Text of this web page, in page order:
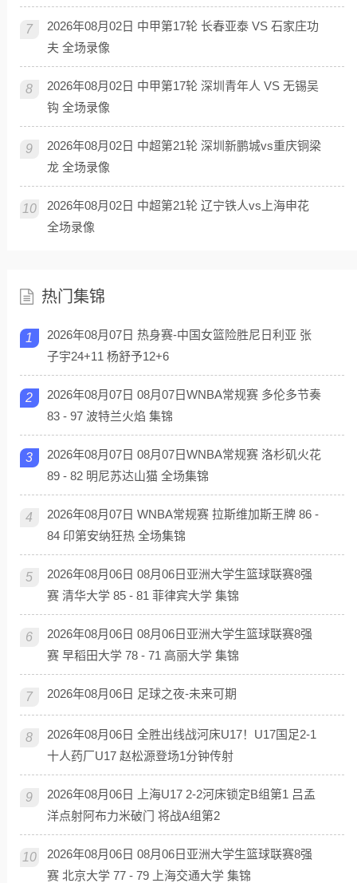
7
2026年08月02日 中甲第17轮 长春亚泰 VS 石家庄功
夫 全场录像
8
2026年08月02日 中甲第17轮 深圳青年人 VS 无锡吴
钩 全场录像
9
2026年08月02日 中超第21轮 深圳新鹏城vs重庆铜梁
龙 全场录像
10
2026年08月02日 中超第21轮 辽宁铁人vs上海申花
全场录像
热门集锦
1
2026年08月07日 热身赛-中国女篮险胜尼日利亚 张
子宇24+11 杨舒予12+6
2
2026年08月07日 08月07日WNBA常规赛 多伦多节奏
83 - 97 波特兰火焰 集锦
3
2026年08月07日 08月07日WNBA常规赛 洛杉矶火花
89 - 82 明尼苏达山猫 全场集锦
4
2026年08月07日 WNBA常规赛 拉斯维加斯王牌 86 -
84 印第安纳狂热 全场集锦
5
2026年08月06日 08月06日亚洲大学生篮球联赛8强
赛 清华大学 85 - 81 菲律宾大学 集锦
6
2026年08月06日 08月06日亚洲大学生篮球联赛8强
赛 早稻田大学 78 - 71 高丽大学 集锦
7 2026年08月06日 足球之夜-未来可期
8
2026年08月06日 全胜出线战河床U17！U17国足2-1
十人药厂U17 赵松源登场1分钟传射
9
2026年08月06日 上海U17 2-2河床锁定B组第1 吕孟
洋点射阿布力米破门 将战A组第2
10
2026年08月06日 08月06日亚洲大学生篮球联赛8强
赛 北京大学 77 - 79 上海交通大学 集锦